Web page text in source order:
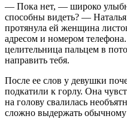
— Пока нет, — широко
способны видеть? —
протянула ей женщина
адресом и номером
целительница пальцем в
направить тебя.
После ее слов у девушки
подкатили к горлу. Она
на голову свалилась
сложно выдержать обычному